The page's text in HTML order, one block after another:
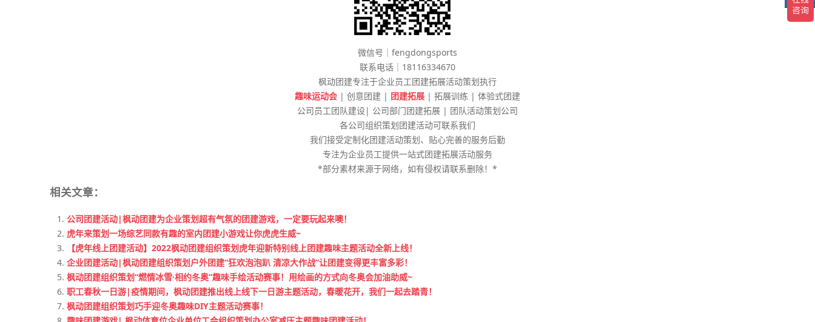
微信号｜fengdongsports
联系电话｜18116334670
枫动团建专注于企业员工团建拓展活动策划执行
趣味运动会 | 创意团建 | 团建拓展 | 拓展训练 | 体验式团建
公司员工团队建设| 公司部门团建拓展 | 团队活动策划公司
各公司组织策划团建活动可联系我们
我们接受定制化团建活动策划、贴心完善的服务后勤
专注为企业员工提供一站式团建拓展活动服务
*部分素材来源于网络，如有侵权请联系删除！*
相关文章：
公司团建活动|枫动团建为企业策划超有气氛的团建游戏，一定要玩起来噢！
虎年来策划一场综艺同款有趣的室内团建小游戏让你虎虎生威~
【虎年线上团建活动】2022枫动团建组织策划虎年迎新特别线上团建趣味主题活动全新上线！
企业团建活动|枫动团建组织策划户外团建“狂欢泡泡趴 清凉大作战”让团建变得更丰富多彩！
枫动团建组织策划“燃情冰雪·相约冬奥”趣味手绘活动赛事！用绘画的方式向冬奥会加油助威~
职工春秋一日游|疫情期间，枫动团建推出线上线下一日游主题活动，春暖花开，我们一起去踏青！
枫动团建组织策划巧手迎冬奥趣味DIY主题活动赛事！